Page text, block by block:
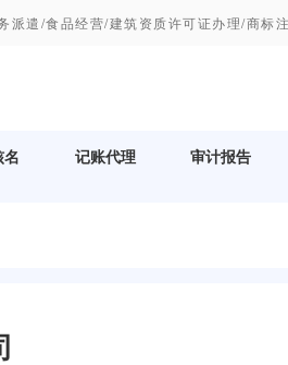
遣/食品经营/建筑资质许可证办理/商标
记账代理 审计报告